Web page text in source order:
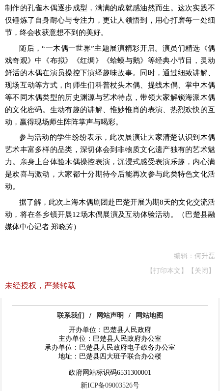
制作的孔雀木偶逐步成型，满满的成就感油然而生。这次实践不
仅锤炼了自身耐心与专注力，更让人领悟到，用心打磨每一处细
节，终会收获意想不到的美好。
随后，“一木偶一世界”主题展演精彩开启。演员们精选《偶
戏奇观》中《布拟》《红绸》《蛤蟆与鹅》等经典小节目，灵动
鲜活的木偶在演员操控下演绎趣味故事。同时，通过细致讲解、
现场互动等方式，向师生们科普杖头木偶、提线木偶、掌中木偶
等不同木偶类型的历史渊源与艺术特点，带领大家解锁海派木偶
的文化密码。生动有趣的讲解、惟妙惟肖的表演、热烈欢快的互
动，赢得现场师生阵阵掌声与喝彩。
参与活动的学生纷纷表示，此次展演让大家清楚认识到木偶
艺术丰富多样的品类，深切体会到非物质文化遗产独有的艺术魅
力。亲身上台体验木偶操控表演，沉浸式感受表演乐趣，内心满
是欢喜与激动，大家都十分期待今后能再次参与此类特色文化活
动。
据了解，此次上海木偶剧团 赴巴楚开展为期8天的文化交流活
动，将在各乡镇开展12场木偶展演及互动体验活动。
（巴楚县融
媒体中心记者 郑晓芳）
编辑：何升磊
【打印本文】
【关闭】
未经授权，严禁转载
联系我们 / 网站声明 /
网站地图
开办单位：巴楚县人民政府
主办单位：巴楚县人民政府办公室
承办单位：巴楚县人民政府电子政务办公室
地址：巴楚县四大班子联合办公楼
政府网站标识码6531300001
新ICP备09003526号